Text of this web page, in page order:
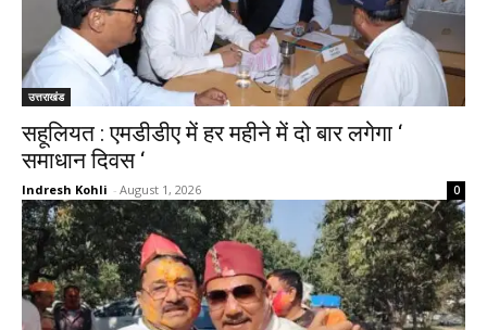
उत्तराखंड
सहूलियत : एमडीडीए में हर महीने में दो बार लगेगा ‘
समाधान दिवस ‘
Indresh Kohli - August 1, 2026 0